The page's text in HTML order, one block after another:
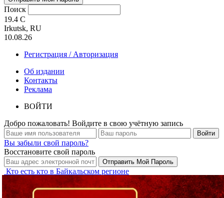
Поиск
19.4 C
Irkutsk, RU
10.08.26
Регистрация / Авторизация
Об издании
Контакты
Реклама
ВОЙТИ
Добро пожаловать! Войдите в свою учётную запись
Вы забыли свой пароль?
Восстановите свой пароль
Кто есть кто в Байкальском регионе